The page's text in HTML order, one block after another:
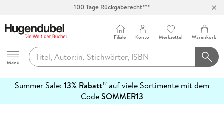
100 Tage Rückgaberecht***
Hugendubel
Menu
Filiale Konto Merkzettel Warenkorb
Summer Sale: 13% Rabatt12auf viele Sortimente mit dem
CodeSOMMER13
erfahren